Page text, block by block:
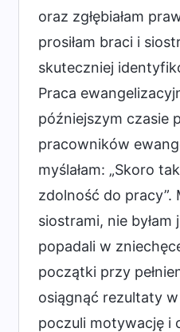
oraz zgłębiałam
prosiłam braci i
skuteczniej
Praca
późniejszym czasie
pracowników
myślałam: „Skoro
zdolność do pracy”.
siostrami, nie
popadali w
początki przy
osiągnąć rezultaty
poczuli motywację i